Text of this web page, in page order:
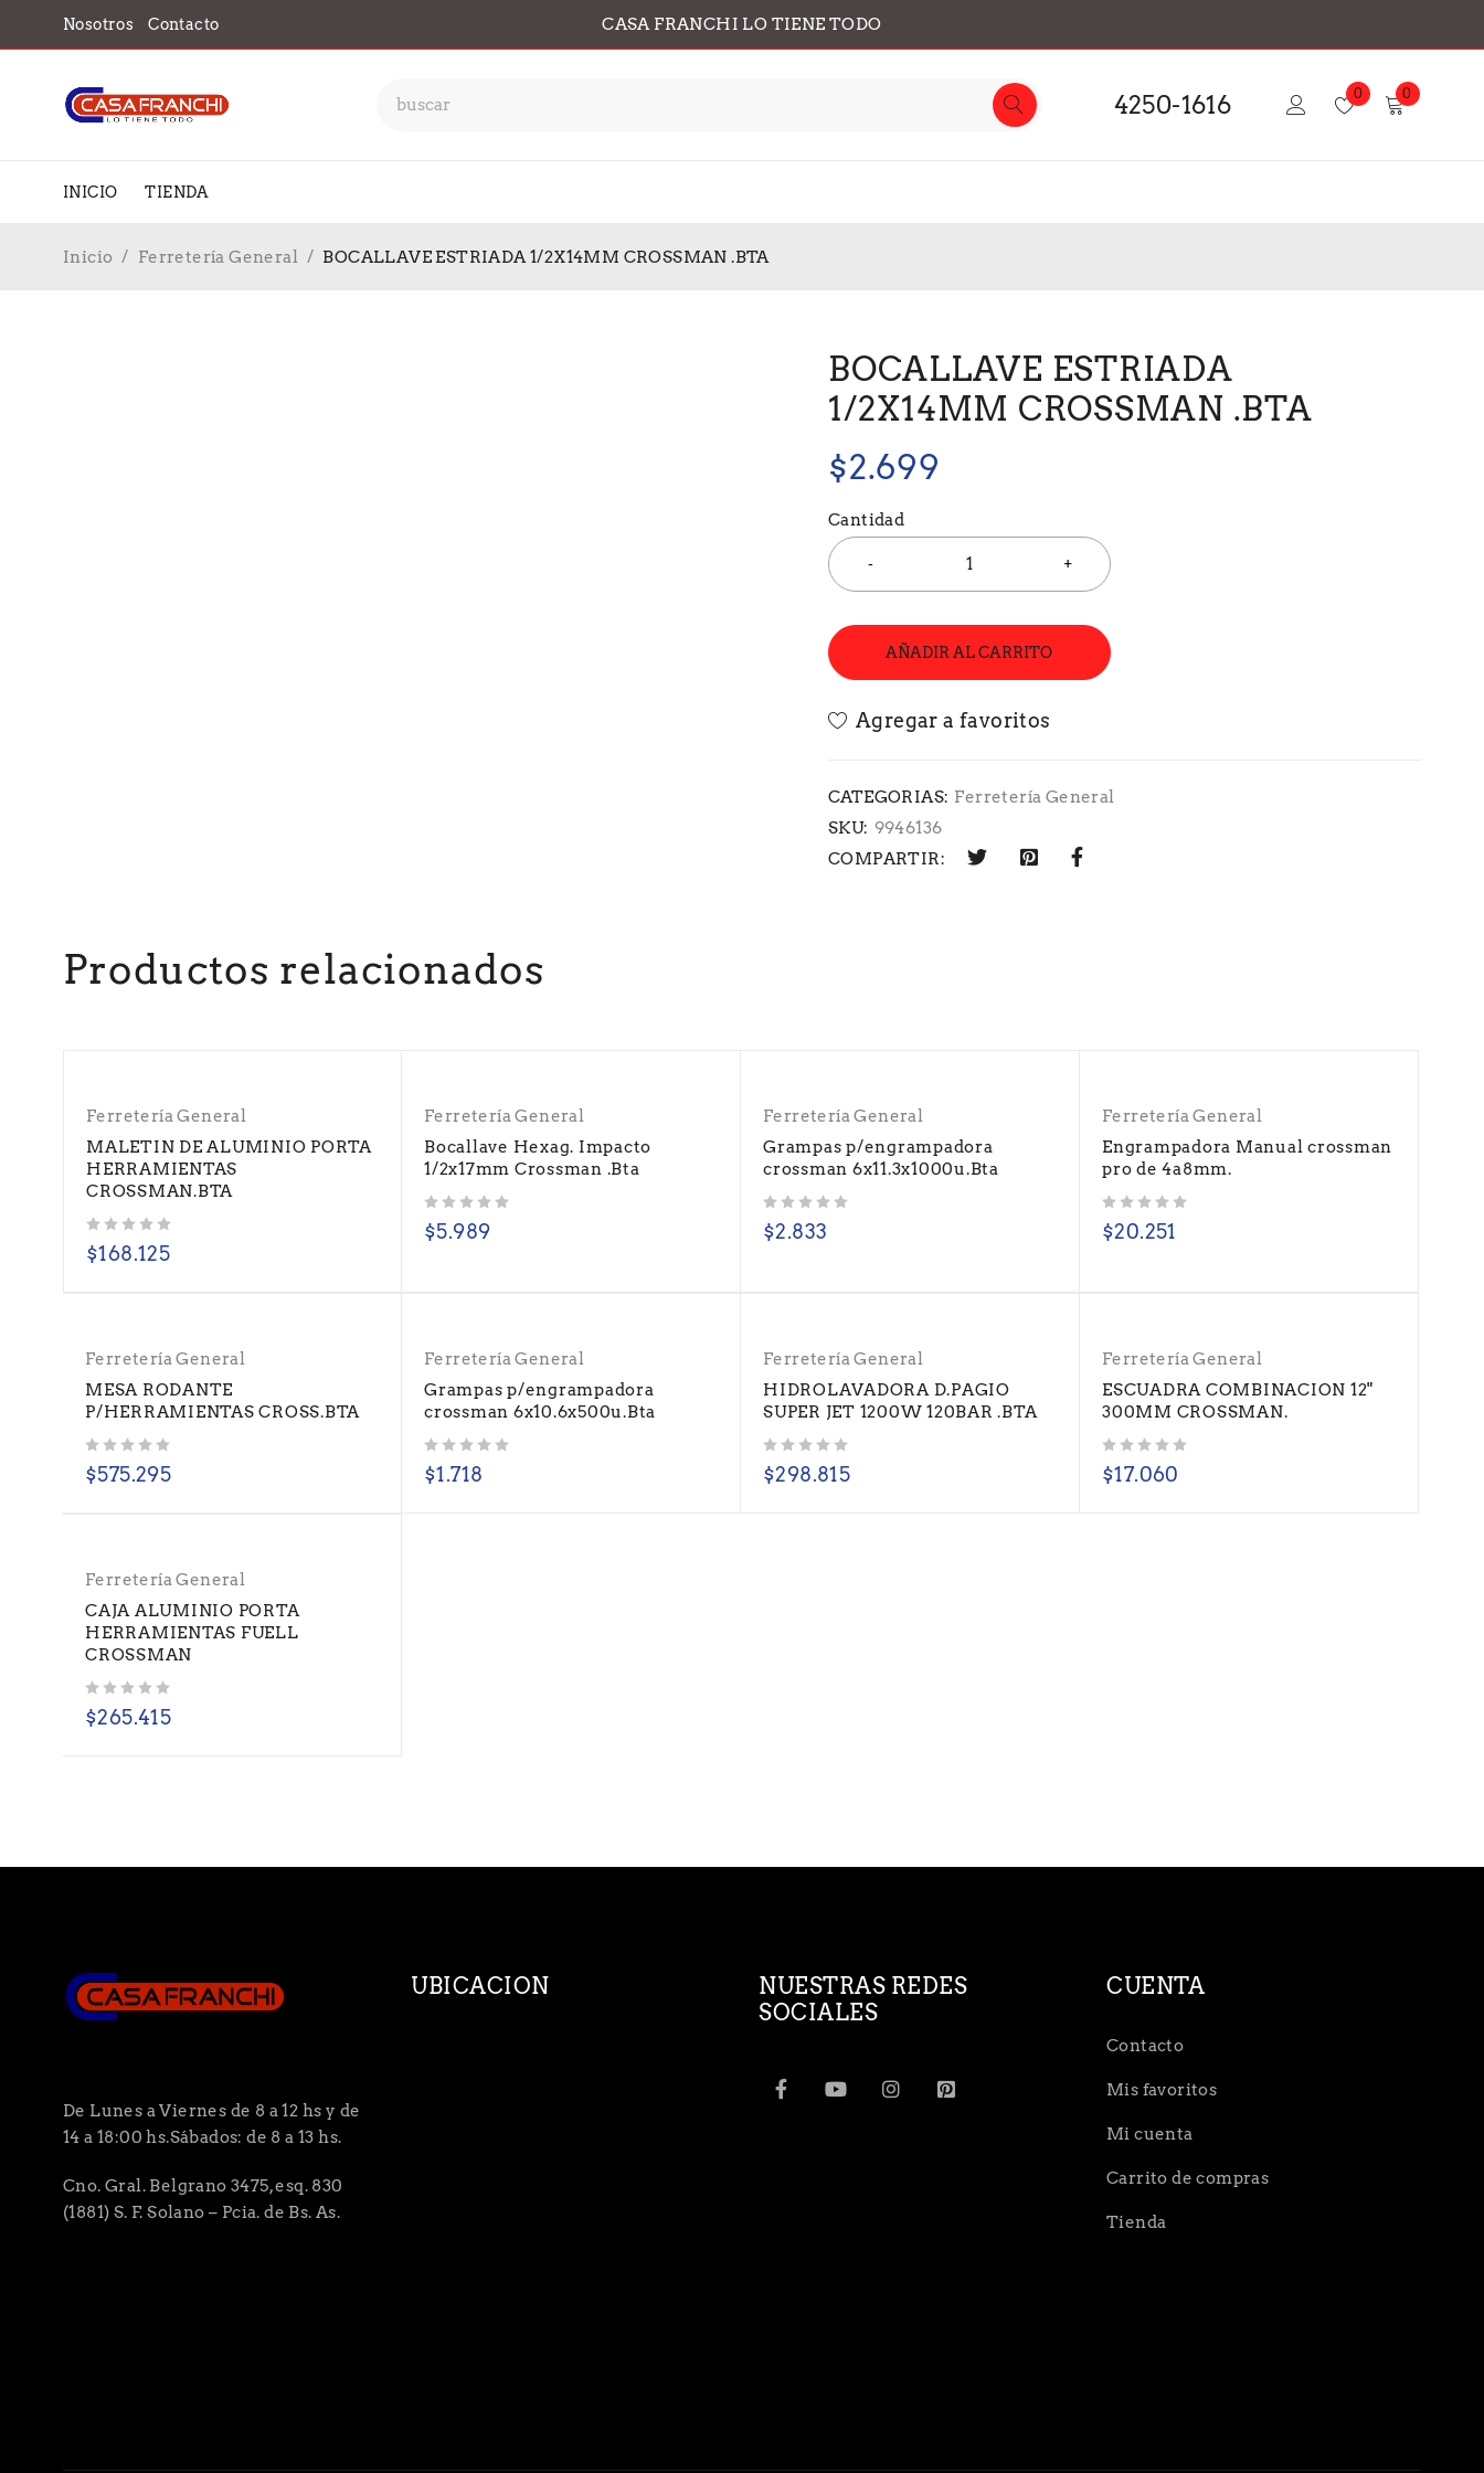
Nosotros Contacto CASA FRANCHI LO TIENE TODO
4250-1616 0 0
INICIO TIENDA
Inicio / Ferretería General / BOCALLAVE ESTRIADA 1/2X14MM CROSSMAN .BTA
BOCALLAVE ESTRIADA
1/2X14MM CROSSMAN .BTA
$2.699
Cantidad
AÑADIR AL CARRITO
CATEGORIAS: Ferretería General
SKU: 9946136
COMPARTIR:
Productos relacionados
Ferretería General
MALETIN DE ALUMINIO PORTA
HERRAMIENTAS
CROSSMAN.BTA
$168.125
Ferretería General
Bocallave Hexag. Impacto
1/2x17mm Crossman .Bta
$5.989
Ferretería General
Grampas p/engrampadora
crossman 6x11.3x1000u.Bta
$2.833
Ferretería General
Engrampadora Manual crossman
pro de 4a8mm.
$20.251
Ferretería General
MESA RODANTE
P/HERRAMIENTAS CROSS.BTA
$575.295
Ferretería General
Grampas p/engrampadora
crossman 6x10.6x500u.Bta
$1.718
Ferretería General
HIDROLAVADORA D.PAGIO
SUPER JET 1200W 120BAR .BTA
$298.815
Ferretería General
ESCUADRA COMBINACION 12"
300MM CROSSMAN.
$17.060
Ferretería General
CAJA ALUMINIO PORTA
HERRAMIENTAS FUELL
CROSSMAN
$265.415
De Lunes a Viernes de 8 a 12 hs y de
14 a 18:00 hs.Sábados: de 8 a 13 hs.
Cno. Gral. Belgrano 3475, esq. 830
(1881) S. F. Solano – Pcia. de Bs. As.
UBICACION
NUESTRAS REDES
SOCIALES
CUENTA
Contacto
Mis favoritos
Mi cuenta
Carrito de compras
Tienda